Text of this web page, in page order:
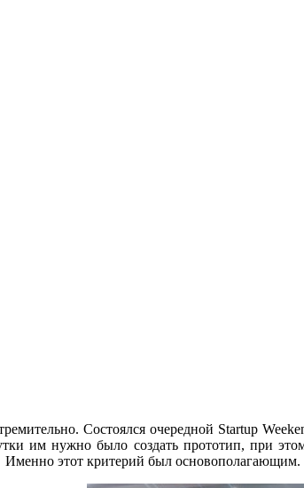
Состоялся очередной Startup
им нужно было создать прототип, при
Именно этот критерий был основополагающим.